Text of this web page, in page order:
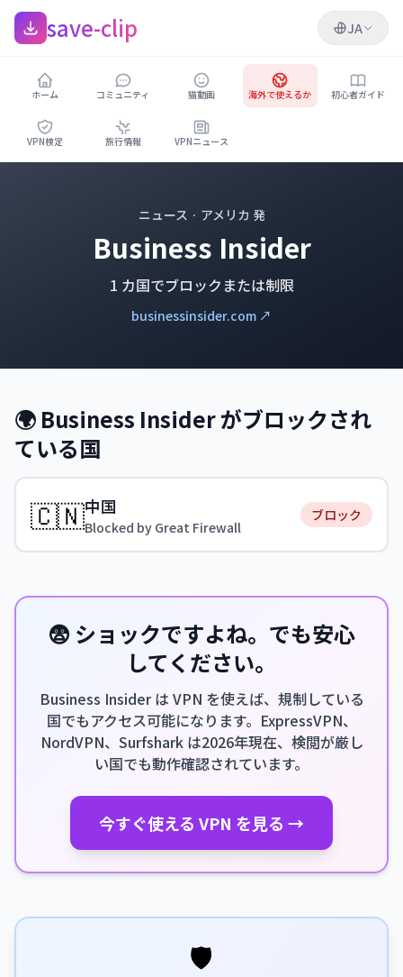
save-clip JA
ホーム コミュニティ 猫動画 海外で使えるか 初心者ガイド
VPN検定 旅行情報 VPNニュース
ニュース · アメリカ 発
Business Insider
1 カ国でブロックまたは制限
businessinsider.com ↗
🌍 Business Insider がブロックされ
ている国
🇨🇳中国
Blocked by Great Firewall
ブロック
😨 ショックですよね。でも安心
してください。
Business Insider は VPN を使えば、規制している
国でもアクセス可能になります。ExpressVPN、
NordVPN、Surfshark は2026年現在、検閲が厳し
い国でも動作確認されています。
今すぐ使える VPN を見る →
🛡️